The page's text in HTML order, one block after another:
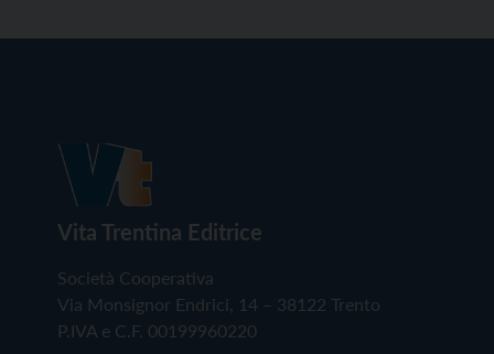
Vita Trentina Editrice
Società Cooperativa
Via Monsignor Endrici, 14 – 38122 Trento
P.IVA e C.F. 00199960220